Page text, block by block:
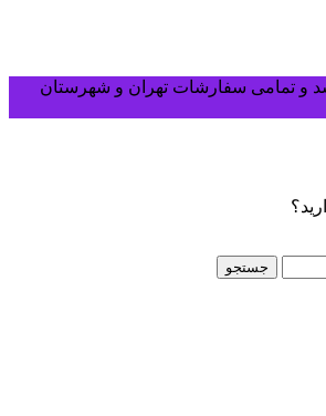
و تمامی سفارشات تهران و شهرستان
جستجو